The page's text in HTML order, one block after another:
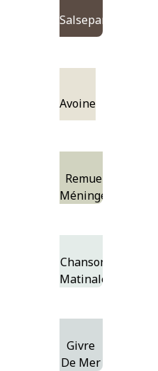
Salsepareille
Avoine
Remue-
Méninges
Chanson
Matinale
Givre
De Mer